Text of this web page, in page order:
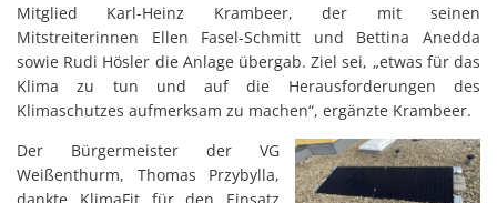
Mitglied Karl-Heinz Krambeer, der mit seinen
Mitstreiterinnen Ellen Fasel-Schmitt und Bettina Anedda
sowie Rudi Hösler die Anlage übergab. Ziel sei, „etwas für das
Klima zu tun und auf die Herausforderungen des
Klimaschutzes aufmerksam zu machen“, ergänzte Krambeer.
Der Bürgermeister der VG
Weißenthurm, Thomas Przybylla,
dankte KlimaFit für den Einsatz